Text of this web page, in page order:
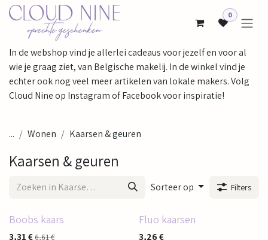
Overslaan naar inhoud
0
In de webshop vind je allerlei cadeaus voor jezelf en voor al
wie je graag ziet, van Belgische makelij. In de winkel vind je
echter ook nog veel meer artikelen van lokale makers. Volg
Cloud Nine op Instagram of Facebook voor inspiratie!
... Wonen Kaarsen & geuren
Kaarsen & geuren
Sorteer op Filters
Boobs kaars
3,31 €6,61€
Fluo kaarsen
3,26 €